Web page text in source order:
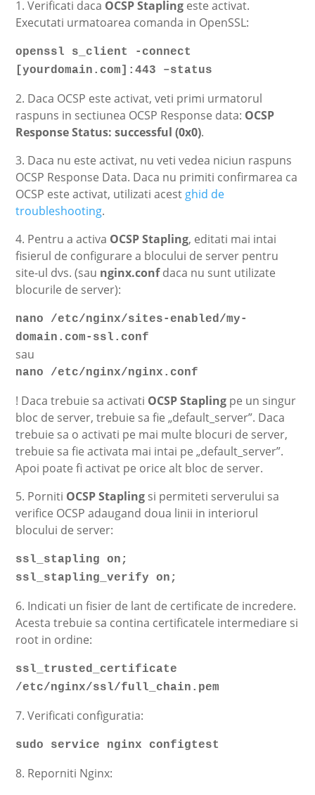
1. Verificati daca OCSP Stapling este activat.
Executati urmatoarea comanda in OpenSSL:
openssl s_client -connect
[yourdomain.com]:443 –status
2. Daca OCSP este activat, veti primi urmatorul
raspuns in sectiunea OCSP Response data: OCSP
Response Status: successful (0x0).
3. Daca nu este activat, nu veti vedea niciun raspuns
OCSP Response Data. Daca nu primiti confirmarea ca
OCSP este activat, utilizati acest ghid de
troubleshooting.
4. Pentru a activa OCSP Stapling, editati mai intai
fisierul de configurare a blocului de server pentru
site-ul dvs. (sau nginx.confdaca nu sunt utilizate
blocurile de server):
nano /etc/nginx/sites-enabled/my-
domain.com-ssl.conf
sau
nano /etc/nginx/nginx.conf
! Daca trebuie sa activati OCSP Stapling pe un singur
bloc de server, trebuie sa fie „default_server”. Daca
trebuie sa o activati pe mai multe blocuri de server,
trebuie sa fie activata mai intai pe „default_server”.
Apoi poate fi activat pe orice alt bloc de server.
5. Porniti OCSP Stapling si permiteti serverului sa
verifice OCSP adaugand doua linii in interiorul
blocului de server:
ssl_stapling on;
ssl_stapling_verify on;
6. Indicati un fisier de lant de certificate de incredere.
Acesta trebuie sa contina certificatele intermediare si
root in ordine:
ssl_trusted_certificate
/etc/nginx/ssl/full_chain.pem
7. Verificati configuratia:
sudo service nginx configtest
8. Reporniti Nginx: